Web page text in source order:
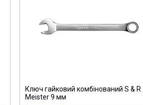
Ключ гайковий комбінований S & R
Meister 9 мм